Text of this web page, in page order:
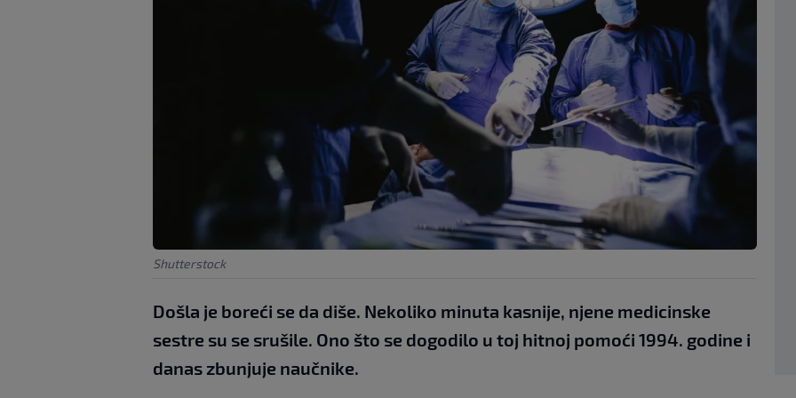
Shutterstock
Došla je boreći se da diše. Nekoliko minuta kasnije, njene medicinske
sestre su se srušile. Ono što se dogodilo u toj hitnoj pomoći 1994. godine i
danas zbunjuje naučnike.